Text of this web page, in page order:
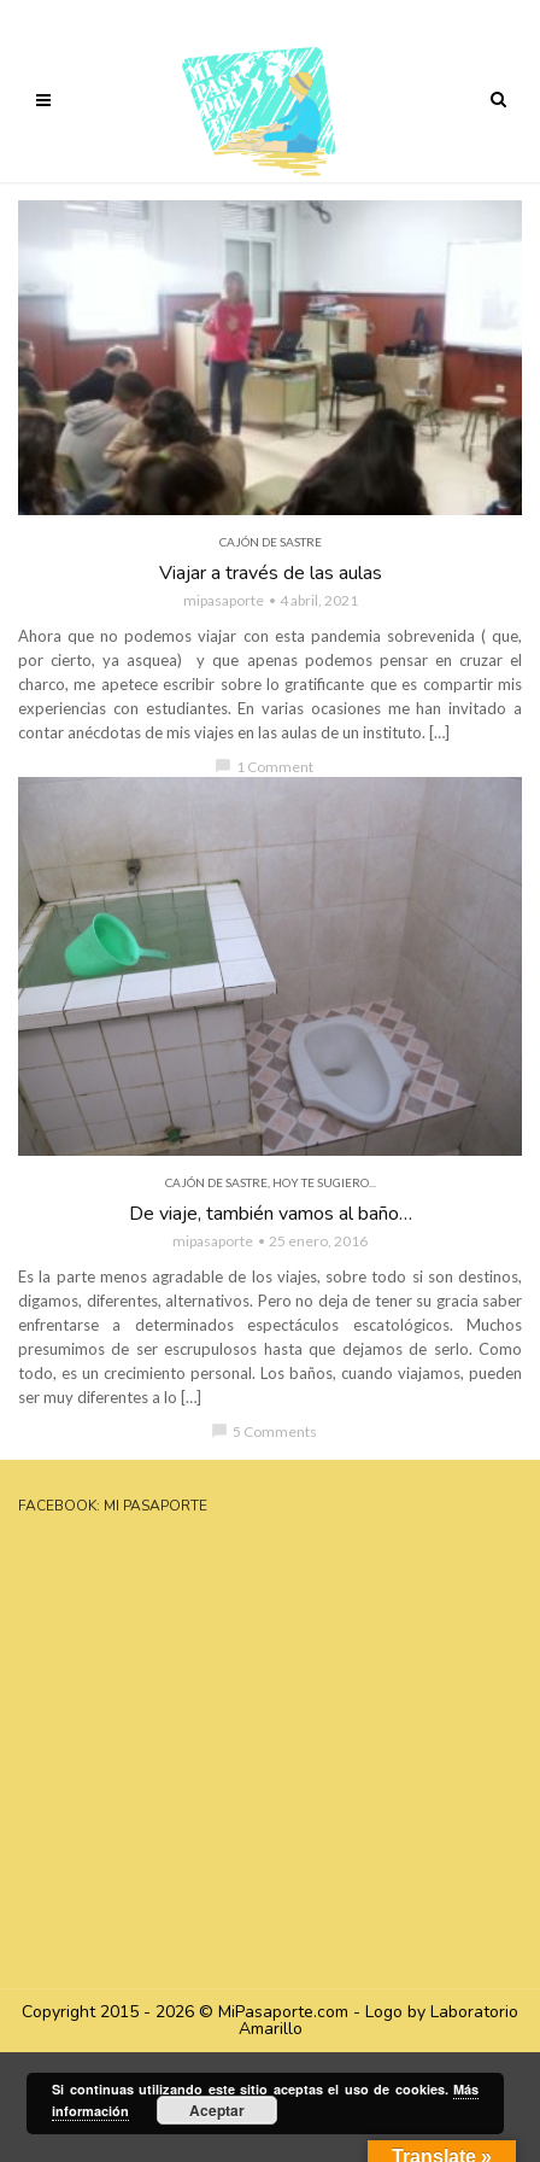
CAJÓN DE SASTRE
Viajar a través de las aulas
mipasaporte 4 abril, 2021
Ahora que no podemos viajar con esta pandemia sobrevenida ( que,
por cierto, ya asquea) y que apenas podemos pensar en cruzar el
charco, me apetece escribir sobre lo gratificante que es compartir mis
experiencias con estudiantes. En varias ocasiones me han invitado a
contar anécdotas de mis viajes en las aulas de un instituto. […]
chat_bubble 1 Comment
CAJÓN DE SASTRE, HOY TE SUGIERO...
De viaje, también vamos al baño…
mipasaporte 25 enero, 2016
Es la parte menos agradable de los viajes, sobre todo si son destinos,
digamos, diferentes, alternativos. Pero no deja de tener su gracia saber
enfrentarse a determinados espectáculos escatológicos. Muchos
presumimos de ser escrupulosos hasta que dejamos de serlo. Como
todo, es un crecimiento personal. Los baños, cuando viajamos, pueden
ser muy diferentes a lo […]
5 Comments
FACEBOOK: MI PASAPORTE
Copyright 2015 - 2026 © MiPasaporte.com - Logo by Laboratorio
Amarillo
Translate »
Si continuas utilizando este sitio aceptas el uso de cookies. Más
información
Aceptar